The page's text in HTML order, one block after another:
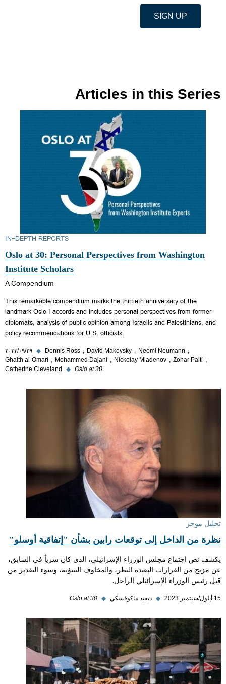
Articles in this Series
IN-DEPTH REPORTS
Oslo at 30: Personal Perspectives from Washington
Institute Scholars
A Compendium
This remarkable compendium marks the thirtieth anniversary of the
landmark Oslo I accords and includes personal perspectives from former
diplomats, analysis of public opinion among Israelis and Palestinians, and
policy recommendations for U.S. officials.
٢٩‏/٠٩‏/٢٠٢٣ ◆ Dennis Ross David Makovsky
Neomi Neumann
Ghaith al-Omari
Mohammed Dajani Nickolay Mladenov
Zohar Palti
Catherine Cleveland
◆ Oslo at 30
تحليل موجز
نظرة من الداخل إلى توقعات رابين بشأن "إتفاقية أوسلو"
يكشف نص اجتماع مجلس الوزراء الإسرائيلي، الذي كان سرياً في السابق،
عن مزيج من القرارات البعيدة النظر، والمخاوف التنبؤية، وسوء التقدير من
قبل رئيس الوزراء الإسرائيلي الراحل.
15 أيلول/سبتمبر 2023 ◆ ديفيد ماكوفسكي ◆
Oslo at 30
SIGN UP